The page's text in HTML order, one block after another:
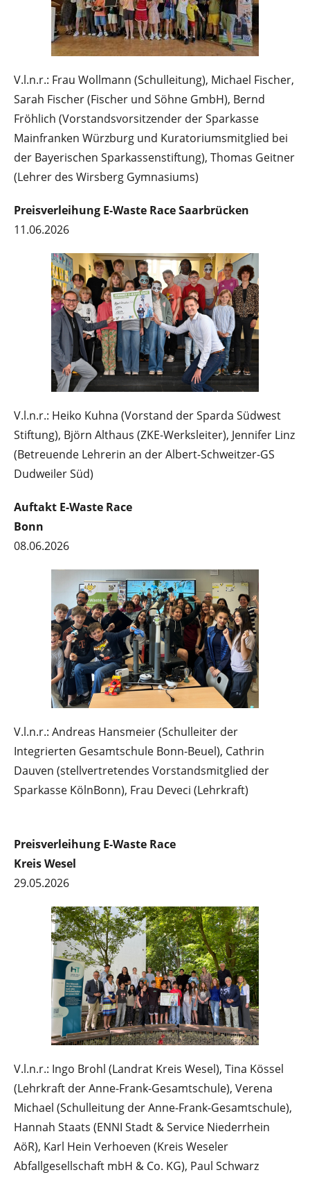
V.l.n.r.: Frau Wollmann (Schulleitung), Michael Fischer,
Sarah Fischer (Fischer und Söhne GmbH), Bernd
Fröhlich (Vorstandsvorsitzender der Sparkasse
Mainfranken Würzburg und Kuratoriumsmitglied bei
der Bayerischen Sparkassenstiftung), Thomas Geitner
(Lehrer des Wirsberg Gymnasiums)
Preisverleihung E-Waste Race Saarbrücken
11.06.2026
V.l.n.r.: Heiko Kuhna (Vorstand der Sparda Südwest
Stiftung), Björn Althaus (ZKE-Werksleiter), Jennifer Linz
(Betreuende Lehrerin an der Albert-Schweitzer-GS
Dudweiler Süd)
Auftakt E-Waste Race
Bonn
08.06.2026
V.l.n.r.: Andreas Hansmeier(Schulleiter der
Integrierten Gesamtschule Bonn-Beuel), Cathrin
Dauven (stellvertretendes Vorstandsmitglied der
Sparkasse KölnBonn), Frau Deveci (Lehrkraft)
Preisverleihung E-Waste Race
Kreis Wesel
29.05.2026
V.l.n.r.: Ingo Brohl (Landrat Kreis Wesel), Tina Kössel
(Lehrkraft der Anne-Frank-Gesamtschule), Verena
Michael (Schulleitung der Anne-Frank-Gesamtschule),
Hannah Staats (ENNI Stadt & Service Niederrhein
AöR), Karl Hein Verhoeven (Kreis Weseler
Abfallgesellschaft mbH & Co. KG), Paul Schwarz